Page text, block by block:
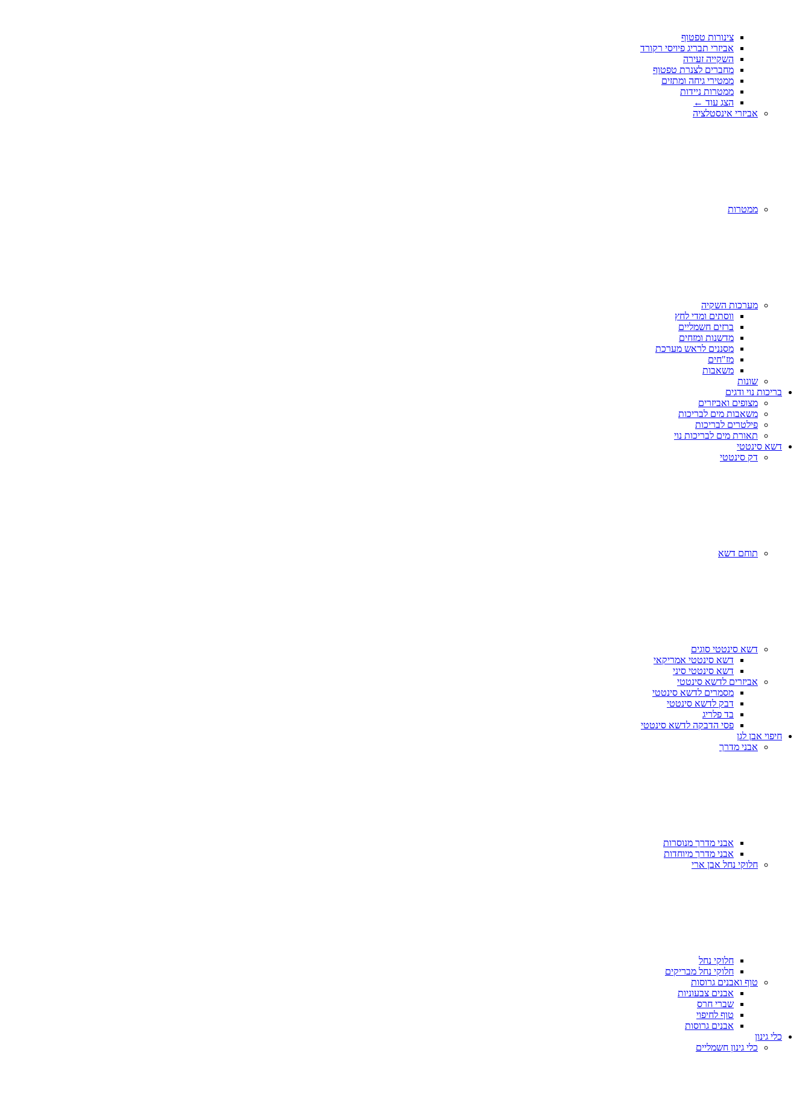
צינורות טפטוף
אביזרי תבריג פיויסי רקורד
השקייה זעירה
מחברים לצנרת טפטוף
ממטירי גיחה ומתזים
ממטרות ניידות
הצג עוד ←
אביזרי אינסטלציה
ממטרות
מערכות השקיה
ווסתים ומדי לחץ
ברזים חשמליים
מדשנות ומזחים
מסננים לראש מערכת
מז"חים
משאבות
שונות
בריכות נוי ודגים
מצופים ואביזרים
משאבות מים לבריכות
פילטרים לבריכות
תאורת מים לבריכות נוי
דשא סינטטי
דק סינטטי
תוחם דשא
דשא סינטטי סוגים
דשא סינטטי אמריקאי
דשא סינטטי סיני
אביזרים לדשא סינטטי
מסמרים לדשא סינטטי
דבק לדשא סינטטי
בד פלריג
פסי הדבקה לדשא סינטטי
חיפוי אבן לגן
אבני מדרך
אבני מדרך מנוסרות
אבני מדרך מיוחדות
חלוקי נחל אבן ארי
חלוקי נחל
חלוקי נחל מבריקים
טוף ואבנים גרוסות
אבנים צבעוניות
שברי חרס
טוף לחיפוי
אבנים גרוסות
כלי גינון
כלי גינון חשמליים